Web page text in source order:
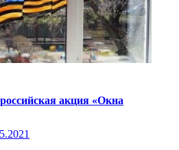
акция «Окна